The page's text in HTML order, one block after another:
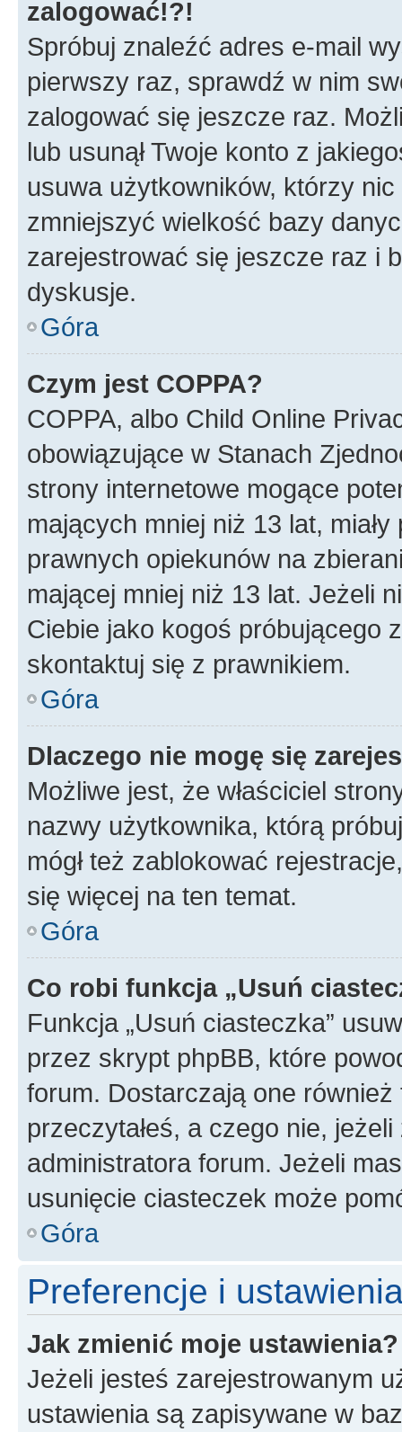
zalogować!?!
Spróbuj znaleźć adres e-mail
pierwszy raz, sprawdź w nim
zalogować się jeszcze raz.
lub usunął Twoje konto z
usuwa użytkowników, którzy
zmniejszyć wielkość bazy
zarejestrować się jeszcze raz i
dyskusje.
Góra
Czym jest COPPA?
COPPA, albo Child Online
obowiązujące w Stanach
strony internetowe mogące
mających mniej niż 13 lat,
prawnych opiekunów na
mającej mniej niż 13 lat. Jeżeli
Ciebie jako kogoś próbującego
skontaktuj się z prawnikiem.
Góra
Dlaczego nie mogę się
Możliwe jest, że właściciel
nazwy użytkownika, którą
mógł też zablokować
się więcej na ten temat.
Góra
Co robi funkcja „Usuń
Funkcja „Usuń ciasteczka”
przez skrypt phpBB, które
forum. Dostarczają one
przeczytałeś, a czego nie,
administratora forum. Jeżeli
usunięcie ciasteczek może
Góra
Preferencje i
Jak zmienić moje ustawienia?
Jeżeli jesteś zarejestrowanym
ustawienia są zapisywane w